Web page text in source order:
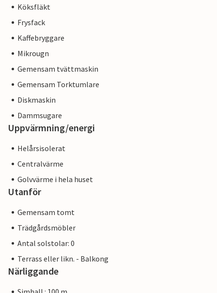
Köksfläkt
Frysfack
Kaffebryggare
Mikrougn
Gemensam tvättmaskin
Gemensam Torktumlare
Diskmaskin
Dammsugare
Uppvärmning/energi
Helårsisolerat
Centralvärme
Golvvärme i hela huset
Utanför
Gemensam tomt
Trädgårdsmöbler
Antal solstolar: 0
Terrass eller likn. - Balkong
Närliggande